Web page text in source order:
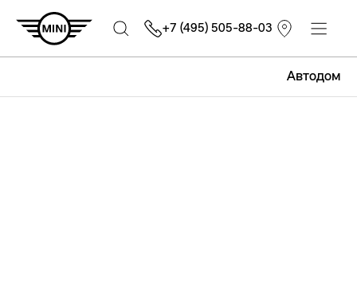
Автодом
+7 (495) 505-88-03